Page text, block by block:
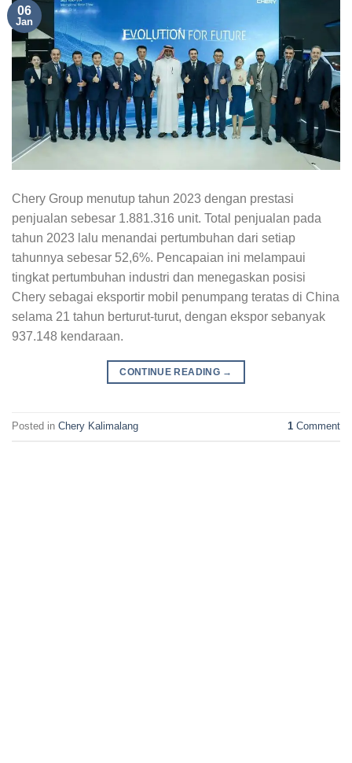
06
Jan
Chery Group menutup tahun 2023 dengan prestasi
penjualan sebesar 1.881.316 unit. Total penjualan pada
tahun 2023 lalu menandai pertumbuhan dari setiap
tahunnya sebesar 52,6%. Pencapaian ini melampaui
tingkat pertumbuhan industri dan menegaskan posisi
Chery sebagai eksportir mobil penumpang teratas di China
selama 21 tahun berturut-turut, dengan ekspor sebanyak
937.148 kendaraan.
CONTINUE READING →
Posted in Chery Kalimalang 1 Comment